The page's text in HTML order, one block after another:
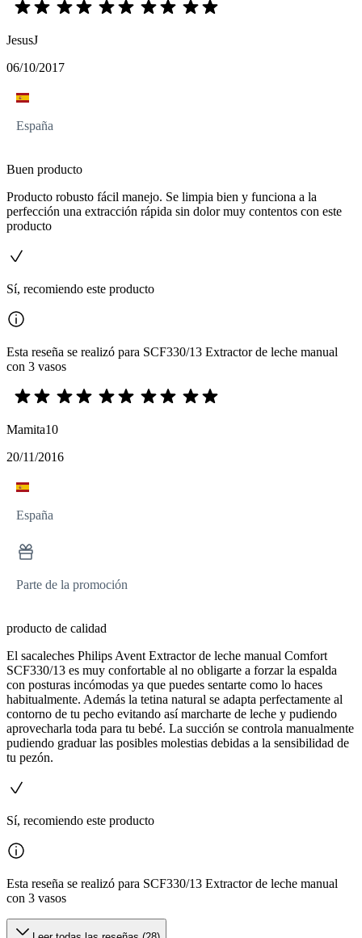
JesusJ
06/10/2017
España
Buen producto
Producto robusto fácil manejo. Se limpia bien y funciona a la
perfección una extracción rápida sin dolor muy contentos con este
producto
Sí, recomiendo este producto
Esta reseña se realizó para SCF330/13 Extractor de leche manual
con 3 vasos
Mamita10
20/11/2016
España
Parte de la promoción
producto de calidad
El sacaleches Philips Avent Extractor de leche manual Comfort
SCF330/13 es muy confortable al no obligarte a forzar la espalda
con posturas incómodas ya que puedes sentarte como lo haces
habitualmente. Además la tetina natural se adapta perfectamente al
contorno de tu pecho evitando así marcharte de leche y pudiendo
aprovecharla toda para tu bebé. La succión se controla manualmente
pudiendo graduar las posibles molestias debidas a la sensibilidad de
tu pezón.
Sí, recomiendo este producto
Esta reseña se realizó para SCF330/13 Extractor de leche manual
con 3 vasos